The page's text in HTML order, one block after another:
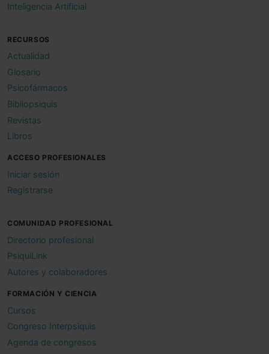
Inteligencia Artificial
RECURSOS
Actualidad
Glosario
Psicofármacos
Bibliopsiquis
Revistas
Libros
ACCESO PROFESIONALES
Iniciar sesión
Registrarse
COMUNIDAD PROFESIONAL
Directorio profesional
PsiquiLink
Autores y colaboradores
FORMACIÓN Y CIENCIA
Cursos
Congreso Interpsiquis
Agenda de congresos